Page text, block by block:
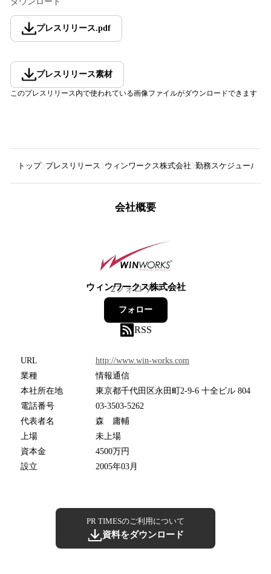
プレスリリース.pdf
プレスリリース素材
このプレスリリース内で使われている画像ファイルがダウンロードできます
トップ プレスリリース ウィンワークス株式会社 勤務スケジュール自
会社概要
ウィンワークス株式会社
2フォロワー
フォロー
RSS
URL
http://www.win-works.com
業種
情報通信
本社所在地
東京都千代田区永田町2-9-6 十全ビル 804
電話番号
03-3503-5262
代表者名
森 庸輔
上場
未上場
資本金
4500万円
設立
2005年03月
PR TIMESのご利用について
資料をダウンロード